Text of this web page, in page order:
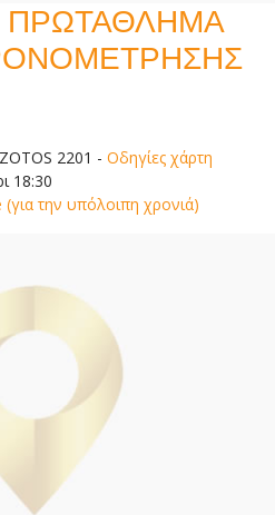
ΠΡΩΤΑΘΛΗΜΑ
2201 - Οδηγίες χάρτη
18:30
την υπόλοιπη χρονιά)